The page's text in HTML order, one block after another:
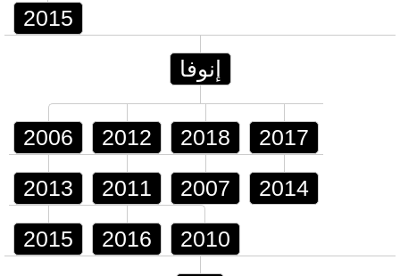
2015
إنوفا
2006 2012 2018 2017
2013 2011 2007 2014
2015 2016 2010